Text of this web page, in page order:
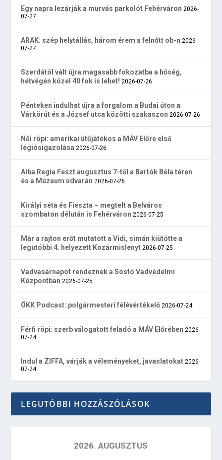
Egy napra lezárják a murvás parkolót Fehérváron 2026-
07-27
ARAK: szép helytállás, három érem a felnőtt ob-n 2026-
07-27
Szerdától vált újra magasabb fokozatba a hőség,
hétvégén közel 40 fok is lehet! 2026-07-26
Pénteken indulhat újra a forgalom a Budai úton a
Várkörút és a József utca közötti szakaszon 2026-07-26
Női röpi: amerikai ütőjátékos a MÁV Előre első
légiósigazolása 2026-07-26
Alba Regia Feszt augusztus 7-től a Bartók Béla téren
és a Múzeum udvarán 2026-07-26
Királyi séta és Fieszta – megtelt a Belváros
szombaton délután is Fehérváron 2026-07-25
Már a rajton erőt mutatott a Vidi, simán kiütötte a
legutóbbi 4. helyezett Kozármislenyt 2026-07-25
Vadvasárnapot rendeznek a Sóstó Vadvédelmi
Központban 2026-07-25
ÖKK Podcast: polgármesteri félévértékelő 2026-07-24
Férfi röpi: szerb válogatott feladó a MÁV Előrében 2026-
07-24
Indul a ZIFFA, várják a véleményeket, javaslatokat 2026-
07-24
LEGUTÓBBI HOZZÁSZÓLÁSOK
2026. AUGUSZTUS